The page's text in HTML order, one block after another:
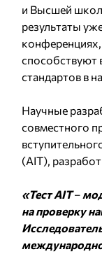
и Высшей
результаты
способствуют
стандартов в
Научные
совместного
(AIT),
«Тест AIT–
на проверку